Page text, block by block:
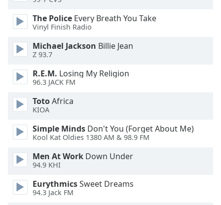
dialog
Escape
close
window.
Color
The Police Every Breath You Take
Vinyl Finish Radio
Michael Jackson Billie Jean
Z 93.7
R.E.M. Losing My Religion
96.3 JACK FM
TotoAfrica
KIOA
Simple Minds Don't You (Forget About Me)
Kool Kat Oldies 1380 AM & 98.9 FM
Men At Work Down Under
94.9 KHI
EurythmicsSweet Dreams
94.3 Jack FM